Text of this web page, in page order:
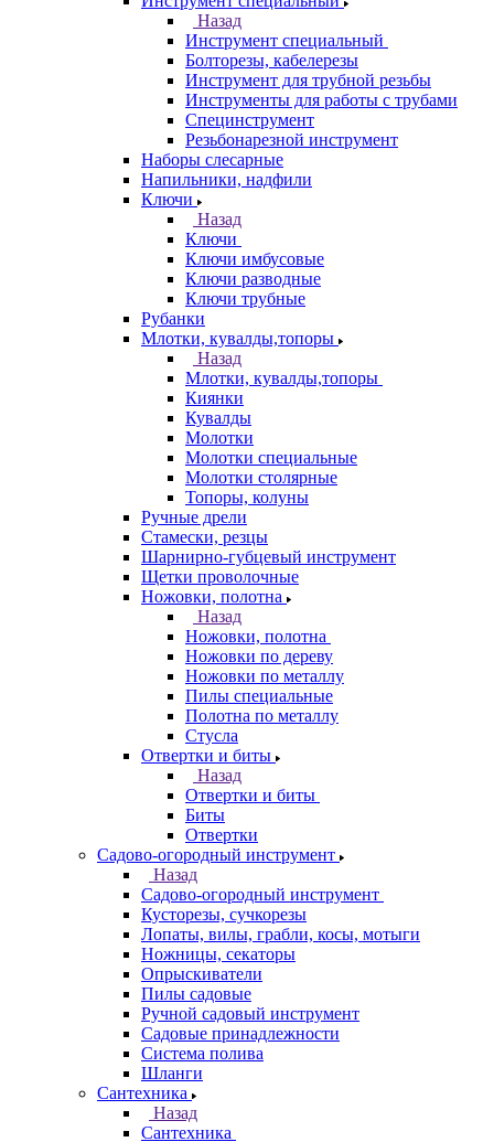
Назад
Инструмент специальный
Болторезы, кабелерезы
Инструмент для трубной резьбы
Инструменты для работы с трубами
Специнструмент
Резьбонарезной инструмент
Наборы слесарные
Напильники, надфили
Ключи
Назад
Ключи
Ключи имбусовые
Ключи разводные
Ключи трубные
Рубанки
Млотки, кувалды,топоры
Назад
Млотки, кувалды,топоры
Киянки
Кувалды
Молотки
Молотки специальные
Молотки столярные
Топоры, колуны
Ручные дрели
Стамески, резцы
Шарнирно-губцевый инструмент
Щетки проволочные
Ножовки, полотна
Назад
Ножовки, полотна
Ножовки по дереву
Ножовки по металлу
Пилы специальные
Полотна по металлу
Стусла
Отвертки и биты
Назад
Отвертки и биты
Биты
Отвертки
Садово-огородный инструмент
Назад
Садово-огородный инструмент
Кусторезы, сучкорезы
Лопаты, вилы, грабли, косы, мотыги
Ножницы, секаторы
Опрыскиватели
Пилы садовые
Ручной садовый инструмент
Садовые принадлежности
Система полива
Шланги
Сантехника
Назад
Сантехника